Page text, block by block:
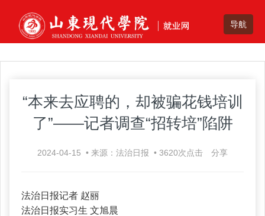
“本来去应聘的，却被骗花钱培训
了”——记者调查“招转培”陷阱
2024-04-15 • 来源：法治日报 • 3620次点击 分享
法治日报记者 赵丽
法治日报实习生 文旭晨